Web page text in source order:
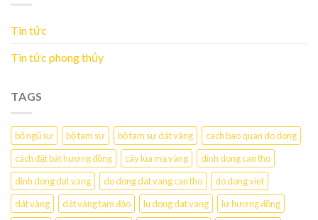
Tin tức
Tin tức phong thủy
TAGS
bộ ngũ sự bộ tam sự bộ tam sự dát vàng
cach bao quan do dong
cách đặt bát hương đồng
cây lúa mạ vàng
dinh dong can tho
dinh dong dat vang
do dong dat vang can tho
do dong viet
dát vàng
dát vàng tam đảo lu dong dat vang
lư hương đồng